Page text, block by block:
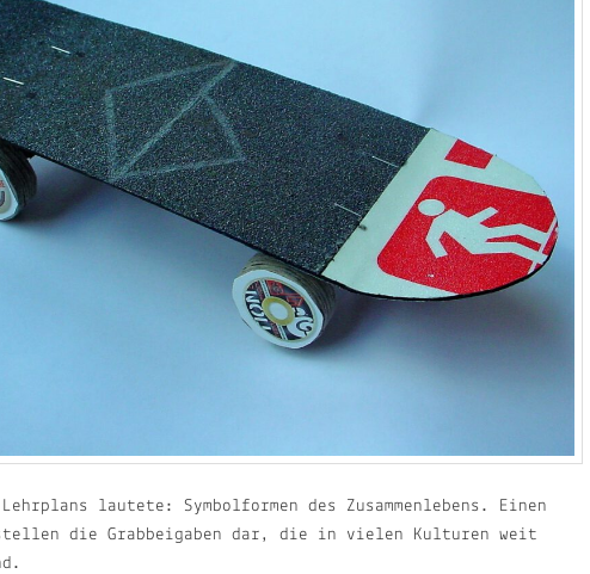
lautete: Symbolformen des Zusammenlebens. Einen
die Grabbeigaben dar, die in vielen Kulturen weit